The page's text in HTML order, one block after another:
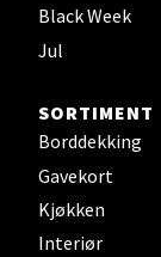
Black Week
Jul
SORTIMENT
Borddekking
Gavekort
Kjøkken
Interiør
Åpent i dag
0 i butikk